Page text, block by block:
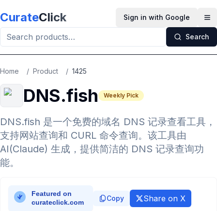
CurateClick Sign in with Google
Search
Home / Product / 1425
DNS.fish Weekly Pick
DNS.fish 是一个免费的域名 DNS 记录查看工具，
支持网站查询和 CURL 命令查询。该工具由
AI(Claude) 生成，提供简洁的 DNS 记录查询功
能。
Copy Share on X